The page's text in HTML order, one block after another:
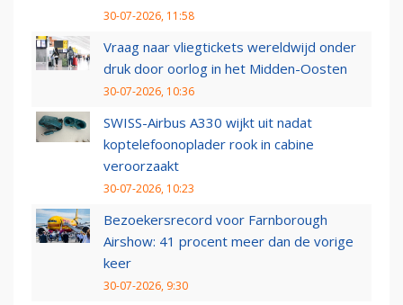
30-07-2026, 11:58
Vraag naar vliegtickets wereldwijd onder
druk door oorlog in het Midden-Oosten
30-07-2026, 10:36
SWISS-Airbus A330 wijkt uit nadat
koptelefoonoplader rook in cabine
veroorzaakt
30-07-2026, 10:23
Bezoekersrecord voor Farnborough
Airshow: 41 procent meer dan de vorige
keer
30-07-2026, 9:30